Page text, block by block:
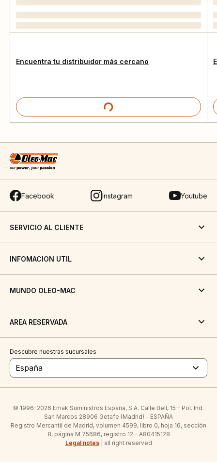
Encuentra tu distribuidor más cercano
Facebook Instagram Youtube
SERVICIO AL CLIENTE
INFOMACION UTIL
MUNDO OLEO-MAC
AREA RESERVADA
Descubre nuestras sucursales
España
© 1996-2026 Emak Suministros España, S.A. Calle Bell, 15 – Pol. Ind.
San Marcos 28906 Getafe (Madrid) - ESPAÑA
Registro Mercantil de Madrid, volumen 4599, libro 0, hoja 16, sección
8, página M 75686, registro 12 - A80415128
Legal notes| all right reserved